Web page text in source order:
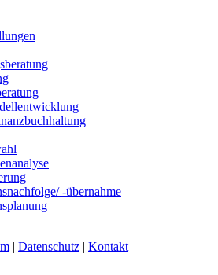
-übernahme
| Datenschutz | Kontakt